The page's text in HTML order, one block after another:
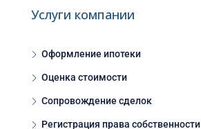
Услуги компании
Оформление ипотеки
Оценка стоимости
Сопровождение сделок
Регистрация права собственности